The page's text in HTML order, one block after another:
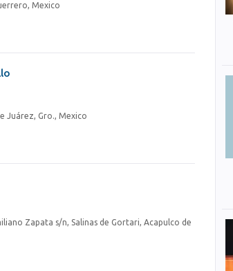
Mexico
Juárez, Gro., Mexico
Zapata s/n, Salinas de Gortari, Acapulco de